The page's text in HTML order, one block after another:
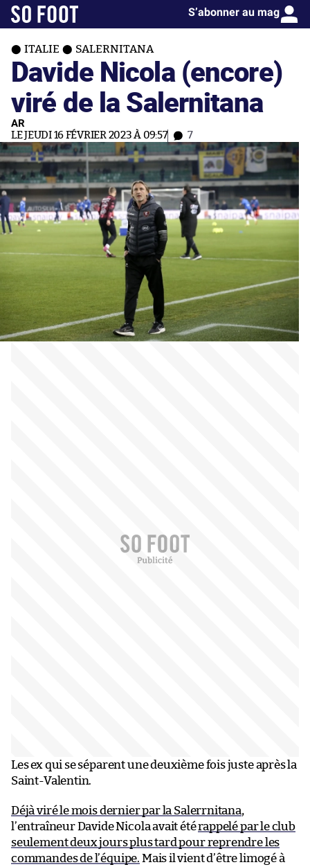
S’abonner au mag
ITALIE SALERNITANA
Davide Nicola (encore)
viré de la Salernitana
AR
LE JEUDI 16 FÉVRIER 2023 À 09:57 7
Les ex qui se séparent une deuxième fois juste après la
Saint-Valentin.
Déjà viré le mois dernier par la Salerrnitana,
l’entraîneur Davide Nicola avait étérappelé par le club
seulement deux jours plus tard pour reprendre les
commandes de l’équipe. Mais il vient d’être limogé à